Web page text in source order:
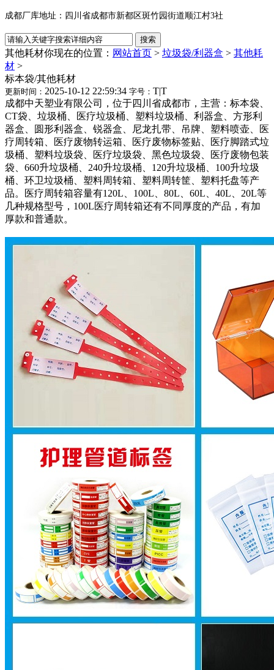
成都厂库地址：四川省成都市新都区斑竹园街道顺江村3社
其他耗材你现在的位置： 网站首页 > 垃圾袋/利器盒 > 其他耗
材 >
标本袋/其他耗材
更新时间： 2025-10-12 22:59:34 字号： T|T
成都中天塑业有限公司，位于四川省成都市，主营：标本袋、
CT袋、垃圾桶、医疗垃圾桶、塑料垃圾桶、利器盒、方形利
器盒、圆形利器盒、锐器盒、尼龙扎带、吊牌、塑料喷壶、医
疗周转箱、医疗废物转运箱、医疗废物标签贴、医疗脚踏式垃
圾桶、塑料垃圾袋、医疗垃圾袋、黑色垃圾袋、医疗废物包装
袋、660升垃圾桶、240升垃圾桶、120升垃圾桶、100升垃圾
桶、环卫垃圾桶、塑料周转箱、塑料周转筐、塑料托盘等产
品。医疗周转箱容量有120L、100L、80L、60L、40L、20L等
几种规格型号，100L医疗周转箱还有不同厚度的产品，有加
厚款和普通款。